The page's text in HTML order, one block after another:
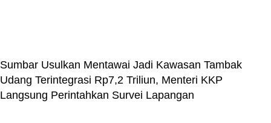
Sumbar Usulkan Mentawai Jadi Kawasan Tambak
Udang Terintegrasi Rp7,2 Triliun, Menteri KKP
Langsung Perintahkan Survei Lapangan